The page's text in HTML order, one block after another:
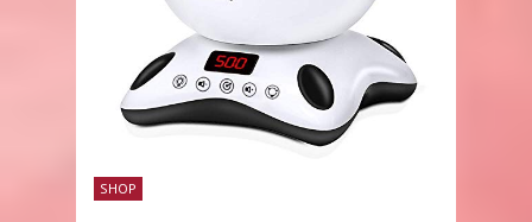
SHOP